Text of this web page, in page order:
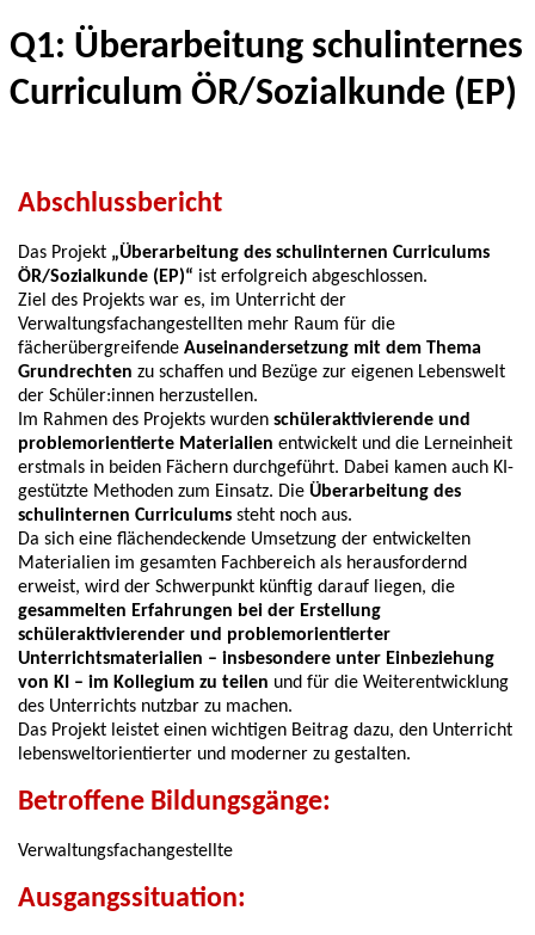
Q1: Überarbeitung schulinternes
Curriculum ÖR/Sozialkunde (EP)
Abschlussbericht
Das Projekt „Überarbeitung des schulinternen Curriculums
ÖR/Sozialkunde (EP)“ ist erfolgreich abgeschlossen.
Ziel des Projekts war es, im Unterricht der
Verwaltungsfachangestellten mehr Raum für die
fächerübergreifende Auseinandersetzung mit dem Thema
Grundrechten zu schaffen und Bezüge zur eigenen Lebenswelt
der Schüler:innen herzustellen.
Im Rahmen des Projekts wurden schüleraktivierende und
problemorientierte Materialien entwickelt und die Lerneinheit
erstmals in beiden Fächern durchgeführt. Dabei kamen auch KI-
gestützte Methoden zum Einsatz. Die Überarbeitung des
schulinternen Curriculums steht noch aus.
Da sich eine flächendeckende Umsetzung der entwickelten
Materialien im gesamten Fachbereich als herausfordernd
erweist, wird der Schwerpunkt künftig darauf liegen, die
gesammelten Erfahrungen bei der Erstellung
schüleraktivierender und problemorientierter
Unterrichtsmaterialien – insbesondere unter Einbeziehung
von KI – im Kollegium zu teilen und für die Weiterentwicklung
des Unterrichts nutzbar zu machen.
Das Projekt leistet einen wichtigen Beitrag dazu, den Unterricht
lebensweltorientierter und moderner zu gestalten.
Betroffene Bildungsgänge:
Verwaltungsfachangestellte
Ausgangssituation: